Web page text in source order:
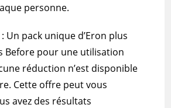
personne.
: Un pack unique d’Eron plus
Before pour une utilisation
réduction n’est disponible
Cette offre peut vous
avez des résultats